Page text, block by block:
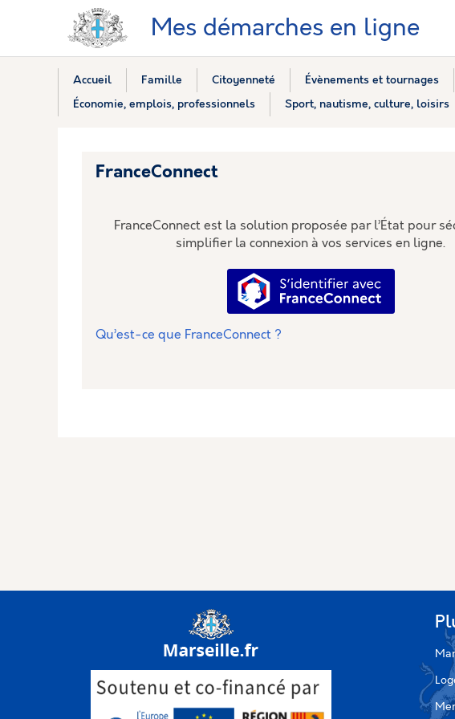
Mes démarches en ligne
Accueil Famille Citoyenneté Évènements et tournages
Économie, emplois, professionnels
Sport, nautisme, culture, loisirs
FranceConnect
FranceConnect est la solution proposée par l’État pour
simplifier la connexion à vos services en ligne.
S’identifier avec
Qu’est-ce que FranceConnect ?